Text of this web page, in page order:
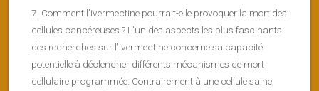
7. Comment l’ivermectine pourrait-elle provoquer la mort des
cellules cancéreuses ? L’un des aspects les plus fascinants
des recherches sur l’ivermectine concerne sa capacité
potentielle à déclencher différents mécanismes de mort
cellulaire programmée. Contrairement à une cellule saine,